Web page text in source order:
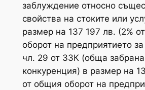
заблуждение относно
свойства на стоките или
размер на 137 197 лв. (2%
оборот на предприятието
чл. 29 от ЗЗК (обща
конкуренция) в размер на
от общия оборот на